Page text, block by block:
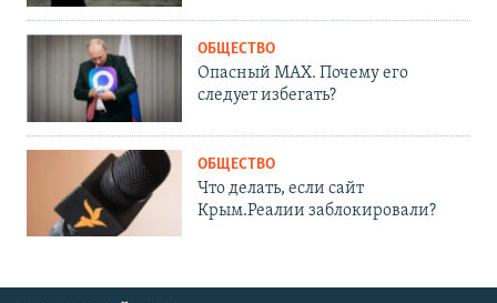
ОБЩЕСТВО
Опасный MAX. Почему его
следует избегать?
ОБЩЕСТВО
Что делать, если сайт
Крым.Реалии заблокировали?